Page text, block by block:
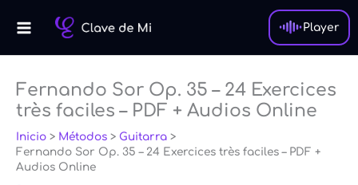
Player
Fernando Sor Op. 35 – 24 Exercices
très faciles – PDF + Audios Online
Inicio Métodos
Guitarra
Fernando Sor Op. 35 – 24 Exercices très faciles – PDF +
Audios Online